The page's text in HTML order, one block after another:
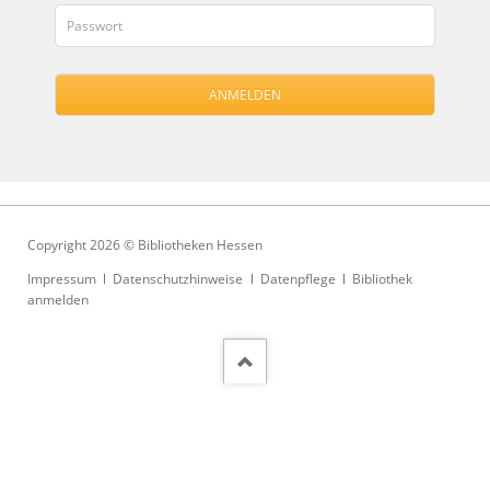
Copyright 2026 © Bibliotheken Hessen
Navigation
überspringen
Impressum Datenschutzhinweise Datenpflege
Bibliothek
anmelden